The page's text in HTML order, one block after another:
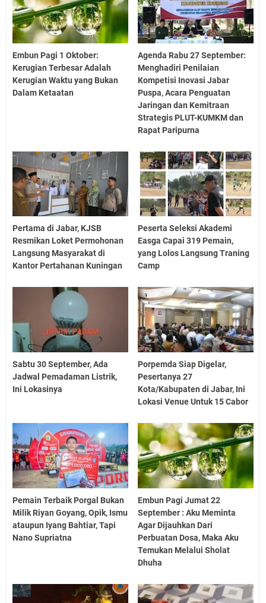
Embun Pagi 1 Oktober:
Kerugian Terbesar Adalah
Kerugian Waktu yang Bukan
Dalam Ketaatan
Agenda Rabu 27 September:
Menghadiri Penilaian
Kompetisi Inovasi Jabar
Puspa, Acara Penguatan
Jaringan dan Kemitraan
Strategis PLUT-KUMKM dan
Rapat Paripurna
Pertama di Jabar, KJSB
Resmikan Loket Permohonan
Langsung Masyarakat di
Kantor Pertahanan Kuningan
Peserta Seleksi Akademi
Easga Capai 319 Pemain,
yang Lolos Langsung Traning
Camp
Sabtu 30 September, Ada
Jadwal Pemadaman Listrik,
Ini Lokasinya
Porpemda Siap Digelar,
Pesertanya 27
Kota/Kabupaten di Jabar, Ini
Lokasi Venue Untuk 15 Cabor
Pemain Terbaik Porgal Bukan
Milik Riyan Goyang, Opik, Ismu
ataupun Iyang Bahtiar, Tapi
Nano Supriatna
Embun Pagi Jumat 22
September : Aku Meminta
Agar Dijauhkan Dari
Perbuatan Dosa, Maka Aku
Temukan Melalui Sholat
Dhuha